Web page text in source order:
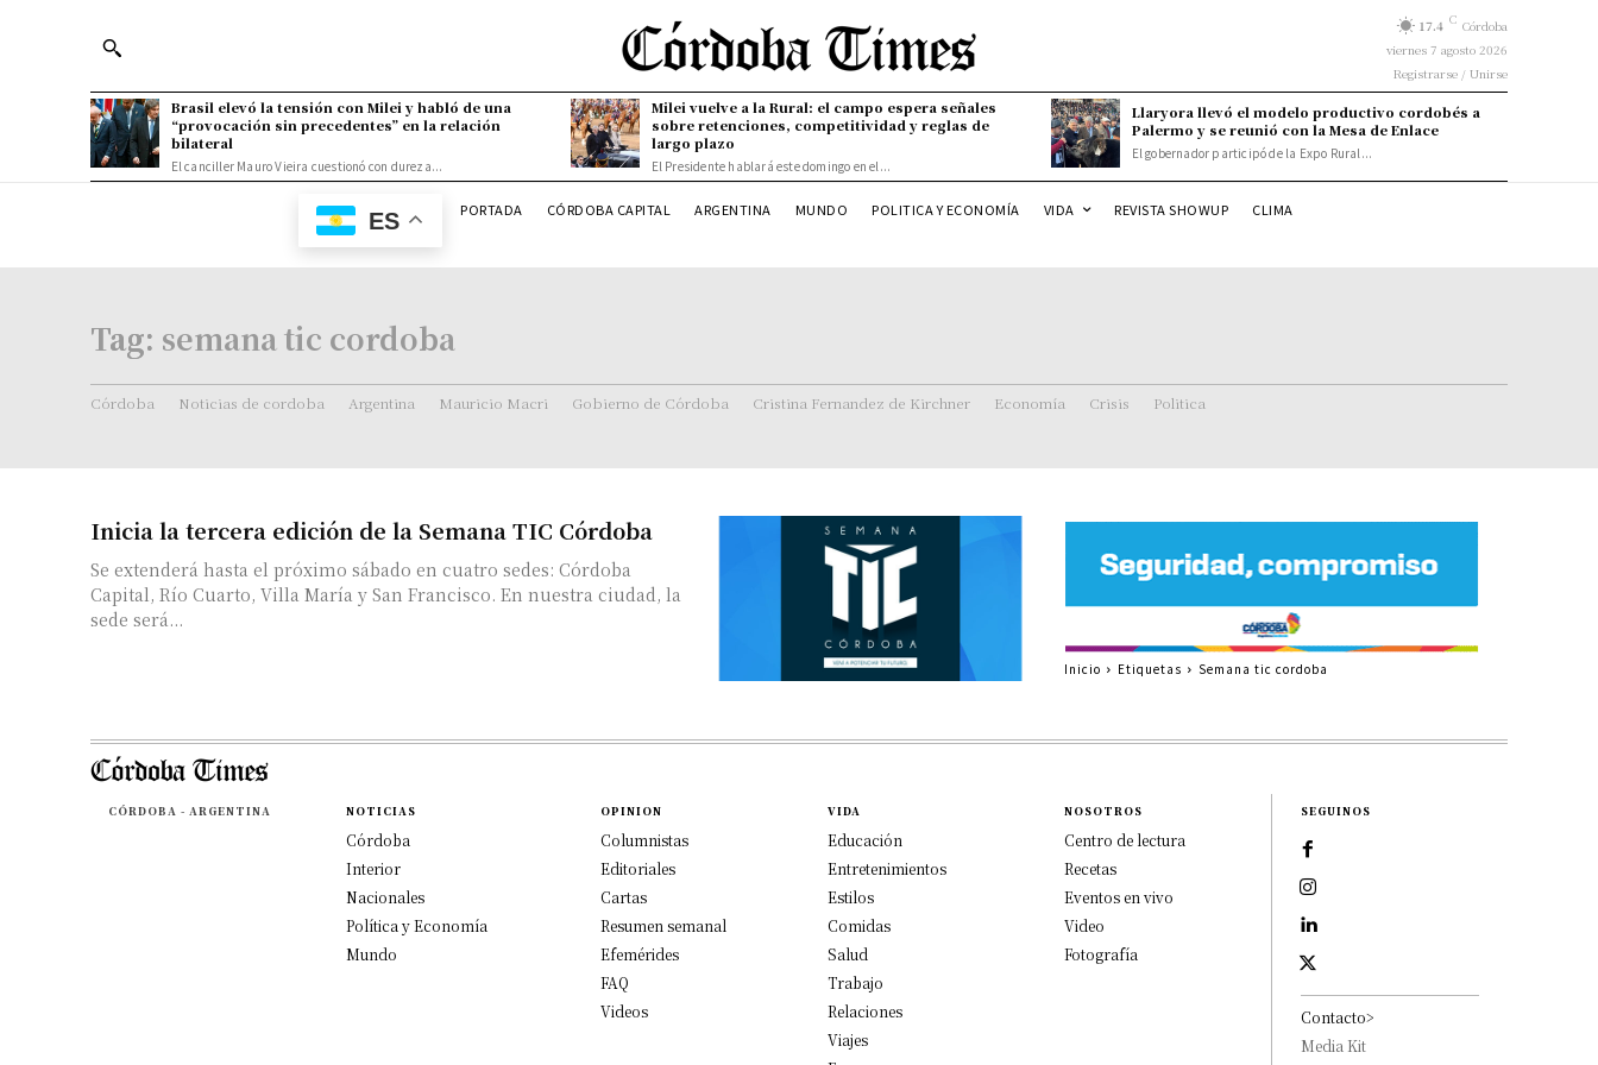
17.4 C Córdoba
viernes 7 agosto 2026
Registrarse / Unirse
Brasil elevó la tensión con Milei y habló de una
“provocación sin precedentes” en la relación
bilateral
El canciller Mauro Vieira cuestionó con dureza...
Milei vuelve a la Rural: el campo espera señales
sobre retenciones, competitividad y reglas de
largo plazo
El Presidente hablará este domingo en el...
Llaryora llevó el modelo productivo cordobés a
Palermo y se reunió con la Mesa de Enlace
El gobernador participó de la Expo Rural...
ES PORTADA CÓRDOBA CAPITAL ARGENTINA MUNDO POLITICA Y ECONOMÍA VIDA REVISTA SHOWUP CLIMA
Tag: semana tic cordoba
Córdoba Noticias de cordoba Argentina Mauricio Macri Gobierno de Córdoba Cristina Fernandez de Kirchner Economía Crisis Politica
Inicia la tercera edición de la Semana TIC Córdoba
Se extenderá hasta el próximo sábado en cuatro sedes: Córdoba
Capital, Río Cuarto, Villa María y San Francisco. En nuestra ciudad, la
sede será...
Inicio Etiquetas Semana tic cordoba
CÓRDOBA - ARGENTINA NOTICIAS
Córdoba
Interior
Nacionales
Política y Economía
Mundo
OPINION
Columnistas
Editoriales
Cartas
Resumen semanal
Efemérides
FAQ
Videos
VIDA
Educación
Entretenimientos
Estilos
Comidas
Salud
Trabajo
Relaciones
Viajes
NOSOTROS
Centro de lectura
Recetas
Eventos en vivo
Video
Fotografía
SEGUINOS
Contacto>
Media Kit